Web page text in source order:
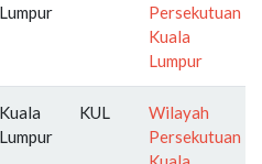
Lumpur
Persekutuan
Kuala
Lumpur
Kuala
Lumpur
KUL
Wilayah
Persekutuan